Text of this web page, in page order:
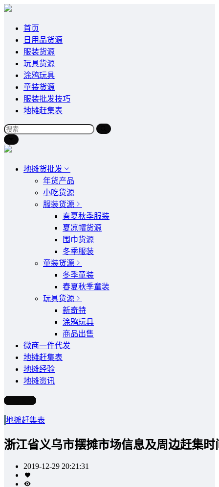
首页
日用品货源
服装货源
玩具货源
涂鸦玩具
童装货源
服装批发技巧
地摊赶集表
地摊货批发
年货产品
小吃货源
服装货源
春夏秋季服装
夏凉帽货源
围巾货源
冬季服装
童装货源
冬季童装
春夏秋季童装
玩具货源
新奇特
涂鸦玩具
商品出售
微商一件代发
地摊赶集表
地摊经验
地摊资讯
写文章
地摊赶集表
浙江省义乌市摆摊市场信息及周边赶集时
2019-12-29 20:21:31